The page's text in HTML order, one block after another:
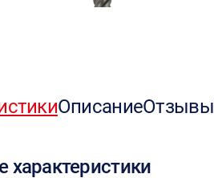
ОписаниеОтзывы
характеристики